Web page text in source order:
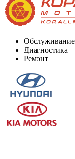
Обслуживание
Диагностика
Ремонт